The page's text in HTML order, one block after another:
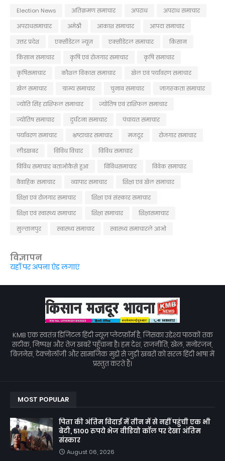
Election News अतिक्रमण समाचार अपराध
अपराध समाचार
अपराधसमाचार
अमेठी आकाश समाचार
आपदा समाचार
उत्तर प्रदेश
एक्सीडेंटल न्यूज़ एक्सीडेंटल समाचार
किसान
किसान समाचार
कृषि एवं रोजगार समाचार
कृषि समाचार
कृषिसमाचार
कौशल विकास समाचार
खेल एवं पर्यावरण समाचार
खेल समाचार
ग्राम्य समाचार चुनाव समाचार
जागरूकता समाचार
ज्योति सिंह राशिफल समाचार
ज्योतिष एवं राशिफल समाचार
ज्योतिष समाचार
दुर्घटना समाचार
पंचायत समाचार
पर्यावरण समाचार
भ्रष्टाचार समाचार मजदूर
रोजगार समाचार
लीडखबर
विविध विचार
विविध समाचार
विविध समाचार बताओकैसे हुआ
विविधसमाचार
विवेक समाचार
वैवाहिक समाचार
व्यापार समाचार
शिक्षा एवं खेल समाचार
शिक्षा एवं रोजगार समाचार
शिक्षा एवं संस्कार समाचार
शिक्षा एवं स्वास्थ्य समाचार
शिक्षा समाचार
शिक्षासमाचार
सुल्तानपुर
स्वास्थ्य समाचार स्वास्थ्य समाचारले आओ
विज्ञापन
यहाँ पर अपना ऐड लगाएं
KMB एक स्वतंत्र डिजिटल हिंदी न्यूज़ प्लेटफ़ॉर्म है, जिसका उद्देश्य पाठकों तक
सटीक, निष्पक्ष और तेज़ खबरें पहुँचाना है। हम देश, राजनीति, खेल, मनोरंजन,
बिज़नेस, टेक्नोलॉजी और सामाजिक मुद्दों से जुड़ी खबरों को सरल हिंदी भाषा में
प्रस्तुत करते हैं।
MOST POPULAR
पिता की अंतिम विदाई में तीन में से नहीं पहुंची एक भी
बेटी, 5100 रुपये भेज वीडियो कॉल पर देखा अंतिम
संस्कार
August 06, 2026